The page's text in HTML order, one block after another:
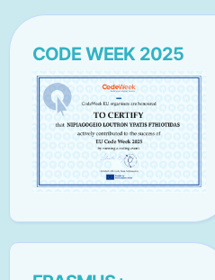
CODE WEEK 2025